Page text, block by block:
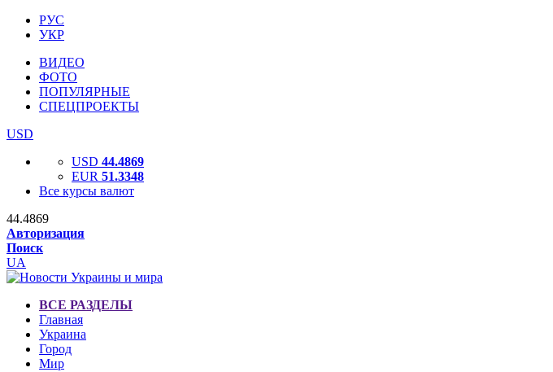
РУС
УКР
ВИДЕО
ФОТО
ПОПУЛЯРНЫЕ
СПЕЦПРОЕКТЫ
USD
USD 44.4869
EUR 51.3348
Все курсы валют
44.4869
Авторизация
Поиск
UA
ВСЕ РАЗДЕЛЫ
Главная
Украина
Город
Мир